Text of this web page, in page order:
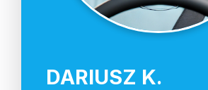
DARIUSZ K.